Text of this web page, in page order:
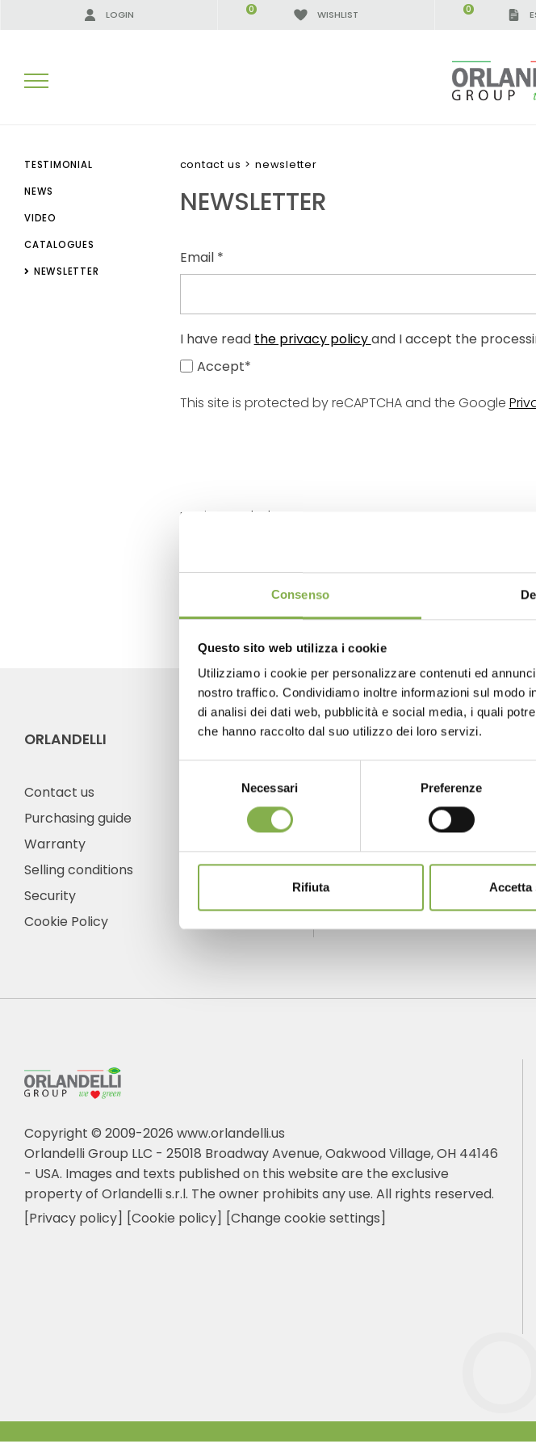
Consenso
Questo sito web utilizza i cookie
Utilizziamo i cookie per personalizzare contenuti ed
nostro traffico. Condividiamo inoltre informazioni sul
di analisi dei dati web, pubblicità e social media, i quali
che hanno raccolto dal suo utilizzo dei loro servizi.
Necessari Preferenze
Rifiuta Accetta
LOGIN WISHLIST
0 0
SEARCH RESULTS:
TESTIMONIAL
NEWS
VIDEO
CATALOGUES
NEWSLETTER
contact us > newsletter
NEWSLETTER
Email *
I have read the privacy policyand I accept the
Accept*
This site is protected by reCAPTCHA and the Google
previous:
contact us
FAQ GLOSSARY TOP
ORLANDELLI
Contact us
Purchasing guide
Warranty
Selling conditions
Security
Cookie Policy
CONTACTS
From monday to
+1 904 294 5920
IGCA GERMANY -
Copyright © 2009-2026 www.orlandelli.us
Orlandelli Group LLC - 25018 Broadway Avenue, Oakwood Village, OH 44146
- USA. Images and texts published on this website are the exclusive
property of Orlandelli s.r.l. The owner prohibits any use. All rights reserved.
[Privacy policy] [Cookie policy] [Change cookie settings]